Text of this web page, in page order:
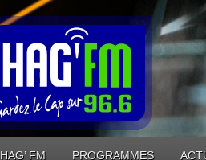
HAG’ FM PROGRAMMES